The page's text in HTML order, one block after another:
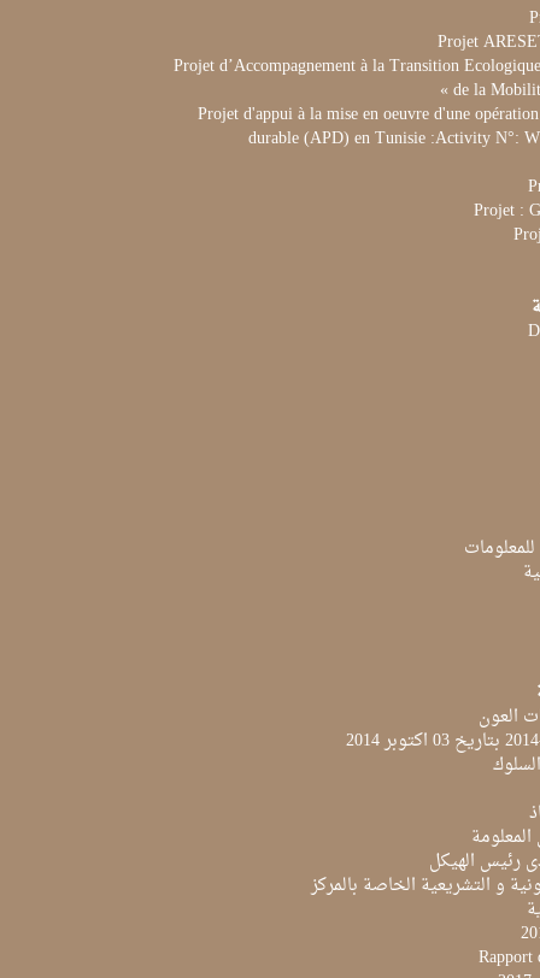
Projet
Projet d’Accompagnement à la Transition
de la
Projet d'appui à la mise en oeuvre d'une
durable (APD) en Tunisie :Activity N°:
Projet :
للمعلومات
العون
رئيس الهيكل
و التشريعية الخاصة بالمركز